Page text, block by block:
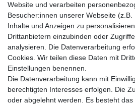
Website und verarbeiten
Besucher:innen unserer Webseite (z.B.
Inhalte und Anzeigen zu
Drittanbietern einzubinden oder
analysieren. Die Datenverarbeitung
Cookies. Wir teilen diese Daten mit
Einstellungen benennen.
Die Datenverarbeitung kann mit
berechtigten Interesses erfolgen. Die
oder abgelehnt werden. Es besteht